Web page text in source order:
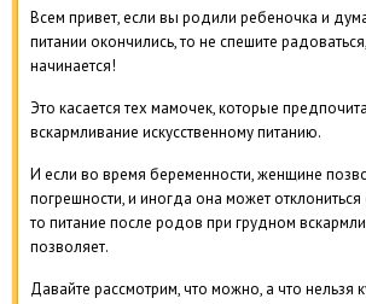
Всем привет, если вы родили ребеночка и
питании окончились, то не спешите
начинается!
Это касается тех мамочек, которые
вскармливание искусственному питанию.
И если во время беременности, женщине
погрешности, и иногда она может отклониться
то питание после родов при грудном
позволяет.
Давайте рассмотрим, что можно, а что нельзя